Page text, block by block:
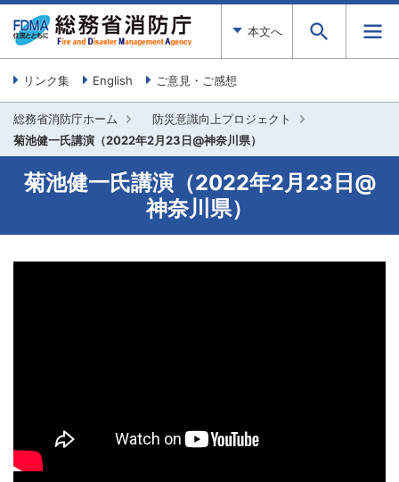
本文へ
リンク集 English ご意見・ご感想
総務省消防庁ホーム
防災意識向上プロジェクト
菊池健一氏講演（2022年2月23日@神奈川県）
菊池健一氏講演（2022年2月23日@
神奈川県）